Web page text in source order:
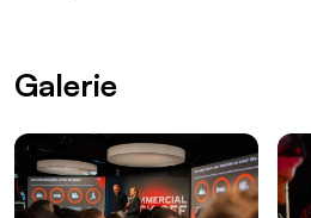
Galerie